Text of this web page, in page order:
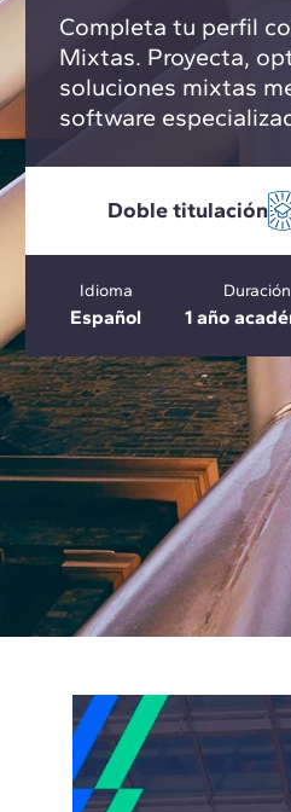
Completa tu perfil
Mixtas. Proyecta,
soluciones mixtas
software
Doble titulación
Idioma
Español
Duración
1 año